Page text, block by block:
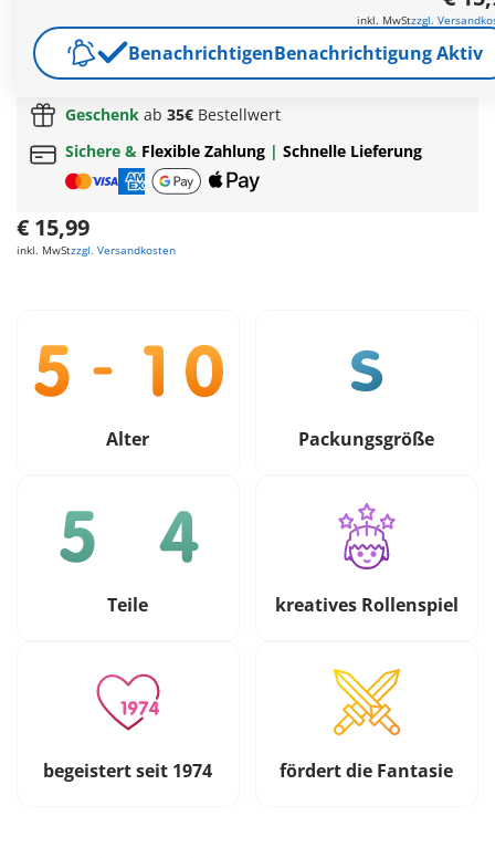
Weitere Informationen
Gratis Versandab65€
Geschenk ab 35€ Bestellwert
Sichere & Flexible Zahlung | Schnelle Lieferung
€ 15,99
inkl. MwStzzgl. Versandkosten
inkl. MwStzzgl.
BenachrichtigenBenachrichtigung Aktiv
Alter Packungsgröße
Teile kreatives Rollenspiel
begeistert seit 1974 fördert die Fantasie